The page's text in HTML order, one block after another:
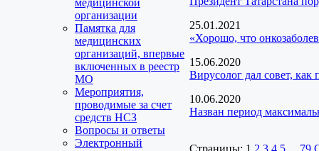
медицинской
организации
Памятка для
медицинских
организаций, впервые
включенных в реестр
МО
Мероприятия,
проводимые за счет
средств НСЗ
Вопросы и ответы
Электронный
25.01.2021
«Хорошо, что
15.06.2020
Вирусолог дал совет, как
10.06.2020
Назван период
Страницы: 1 2 3 4 5 ... 79